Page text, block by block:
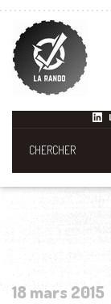
18 mars 2015